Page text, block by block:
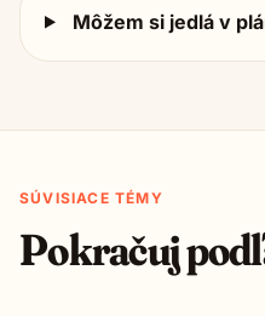
Môžem si jedlá v
SÚVISIACE TÉMY
Pokračuj